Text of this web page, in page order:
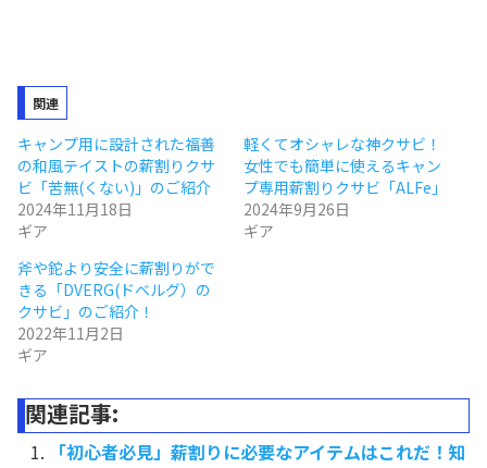
関連
キャンプ用に設計された福善
の和風テイストの薪割りクサ
ビ「苦無(くない)」のご紹介
2024年11月18日
ギア
軽くてオシャレな神クサビ！
女性でも簡単に使えるキャン
プ専用薪割りクサビ「ALFe」
2024年9月26日
ギア
斧や鉈より安全に薪割りがで
きる「DVERG(ドベルグ）の
クサビ」のご紹介！
2022年11月2日
ギア
関連記事:
「初心者必見」薪割りに必要なアイテムはこれだ！知